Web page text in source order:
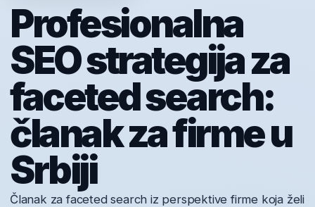
Profesionalna
SEO strategija za
faceted search:
članak za firme u
Srbiji
Članak za faceted search iz perspektive firme koja želi